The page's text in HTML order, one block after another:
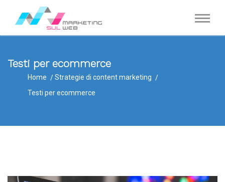
Testi per ecommerce
Home
Strategie di content marketing
Testi per ecommerce